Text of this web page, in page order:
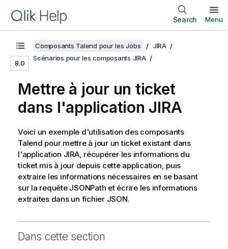
Search Menu
8.0
Composants Talend pour les Jobs
JIRA
Scénarios pour les composants JIRA
Mettre à jour un ticket
dans l'application JIRA
Voici un exemple d'utilisation des composants
Talend pour mettre à jour un ticket existant dans
l'application JIRA, récupérer les informations du
ticket mis à jour depuis cette application, puis
extraire les informations nécessaires en se basant
sur la requête JSONPath et écrire les informations
extraites dans un fichier JSON.
Dans cette section